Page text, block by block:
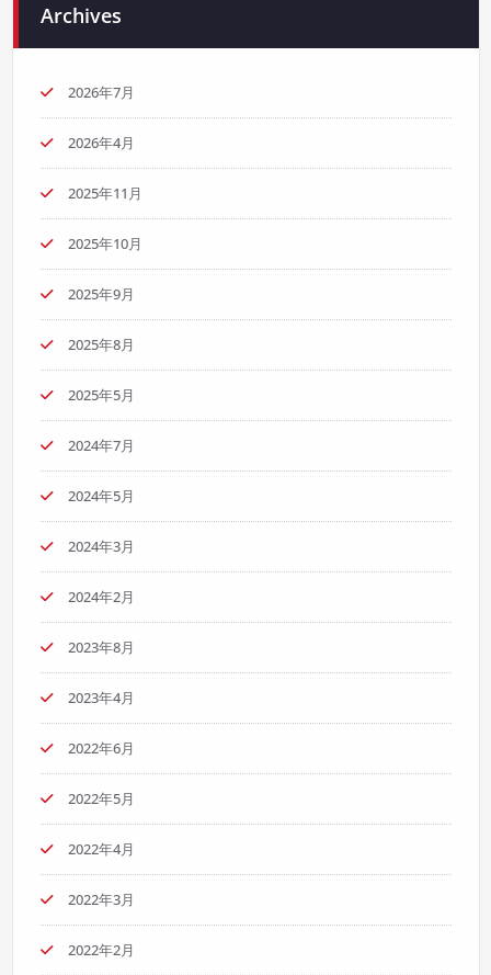
Archives
2026年7月
2026年4月
2025年11月
2025年10月
2025年9月
2025年8月
2025年5月
2024年7月
2024年5月
2024年3月
2024年2月
2023年8月
2023年4月
2022年6月
2022年5月
2022年4月
2022年3月
2022年2月